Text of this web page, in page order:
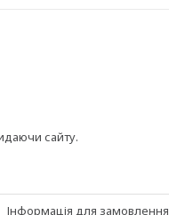
сайту.
Інформація для замовлення